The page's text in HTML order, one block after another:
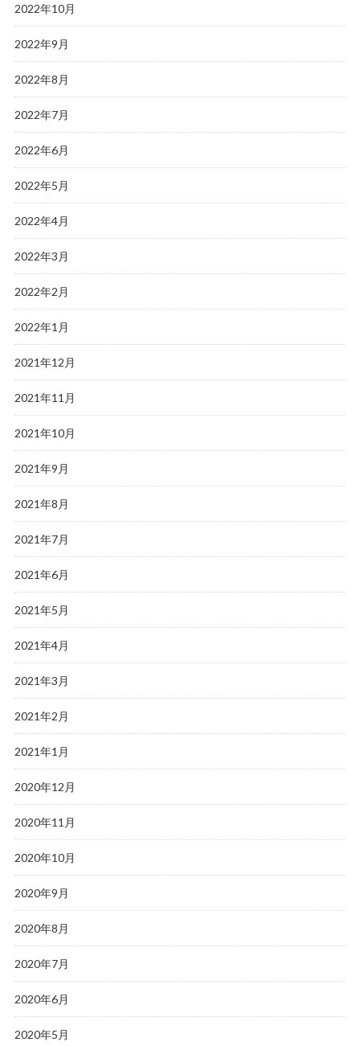
2022年10月
2022年9月
2022年8月
2022年7月
2022年6月
2022年5月
2022年4月
2022年3月
2022年2月
2022年1月
2021年12月
2021年11月
2021年10月
2021年9月
2021年8月
2021年7月
2021年6月
2021年5月
2021年4月
2021年3月
2021年2月
2021年1月
2020年12月
2020年11月
2020年10月
2020年9月
2020年8月
2020年7月
2020年6月
2020年5月